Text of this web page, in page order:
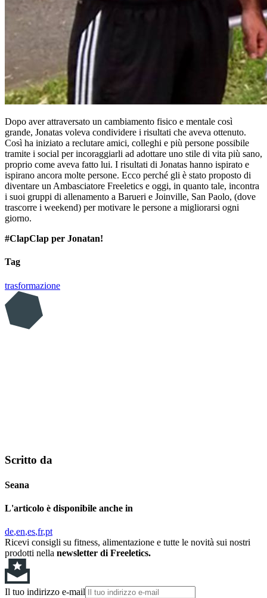
Dopo aver attraversato un cambiamento fisico e mentale così
grande, Jonatas voleva condividere i risultati che aveva ottenuto.
Così ha iniziato a reclutare amici, colleghi e più persone possibile
tramite i social per incoraggiarli ad adottare uno stile di vita più sano,
proprio come aveva fatto lui. I risultati di Jonatas hanno ispirato e
ispirano ancora molte persone. Ecco perché gli è stato proposto di
diventare un Ambasciatore Freeletics e oggi, in quanto tale, incontra
i suoi gruppi di allenamento a Barueri e Joinville, San Paolo, (dove
trascorre i weekend) per motivare le persone a migliorarsi ogni
giorno.
#ClapClap per Jonatan!
Tag
trasformazione
Scritto da
Seana
L'articolo è disponibile anche in
de en es fr pt
Ricevi consigli su fitness, alimentazione e tutte le novità sui nostri
prodotti nella newsletter di Freeletics.
Il tuo indirizzo e-mail